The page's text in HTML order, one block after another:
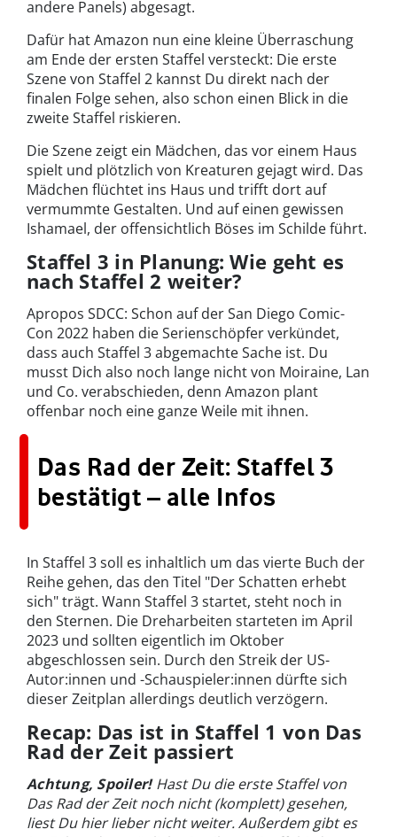
andere Panels) abgesagt.
Dafür hat Amazon nun eine kleine Überraschung
am Ende der ersten Staffel versteckt: Die erste
Szene von Staffel 2 kannst Du direkt nach der
finalen Folge sehen, also schon einen Blick in die
zweite Staffel riskieren.
Die Szene zeigt ein Mädchen, das vor einem Haus
spielt und plötzlich von Kreaturen gejagt wird. Das
Mädchen flüchtet ins Haus und trifft dort auf
vermummte Gestalten. Und auf einen gewissen
Ishamael, der offensichtlich Böses im Schilde führt.
Staffel 3 in Planung: Wie geht es
nach Staffel 2 weiter?
Apropos SDCC: Schon auf der San Diego Comic-
Con 2022 haben die Serienschöpfer verkündet,
dass auch Staffel 3 abgemachte Sache ist. Du
musst Dich also noch lange nicht von Moiraine, Lan
und Co. verabschieden, denn Amazon plant
offenbar noch eine ganze Weile mit ihnen.
Das Rad der Zeit: Staffel 3
bestätigt – alle Infos
In Staffel 3 soll es inhaltlich um das vierte Buch der
Reihe gehen, das den Titel "Der Schatten erhebt
sich" trägt. Wann Staffel 3 startet, steht noch in
den Sternen. Die Dreharbeiten starteten im April
2023 und sollten eigentlich im Oktober
abgeschlossen sein. Durch den Streik der US-
Autor:innen und -Schauspieler:innen dürfte sich
dieser Zeitplan allerdings deutlich verzögern.
Recap: Das ist in Staffel 1 von Das
Rad der Zeit passiert
Achtung, Spoiler!Hast Du die erste Staffel von
Das Rad der Zeit noch nicht (komplett) gesehen,
liest Du hier lieber nicht weiter. Außerdem gibt es